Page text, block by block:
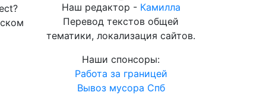
Наш редактор - Камилла
Перевод текстов общей
тематики, локализация сайтов.
Наши спонсоры:
Работа за границей
Вывоз мусора Спб